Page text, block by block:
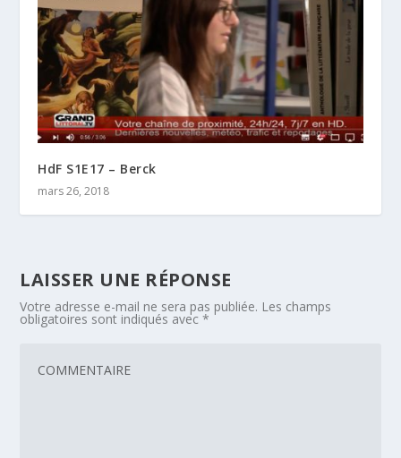
HdF S1E17 – Berck
mars 26, 2018
LAISSER UNE RÉPONSE
Votre adresse e-mail ne sera pas publiée. Les champs
obligatoires sont indiqués avec*